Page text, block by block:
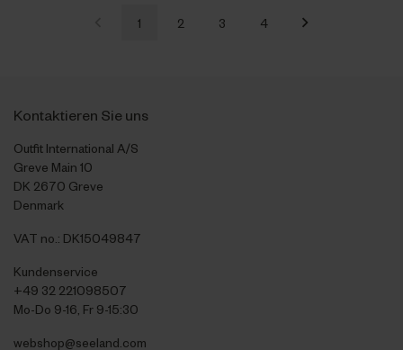
1 2 3 4
Kontaktieren Sie uns
Outfit International A/S
Greve Main 10
DK 2670 Greve
Denmark
VAT no.: DK15049847
Kundenservice
+49 32 221098507
Mo-Do 9-16, Fr 9-15:30
webshop@seeland.com